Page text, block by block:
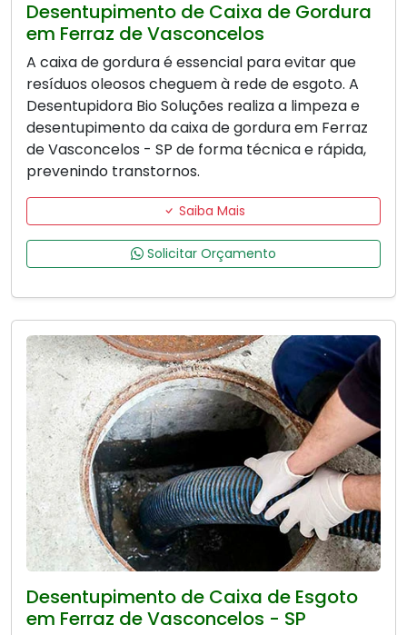
Desentupimento de Caixa de Gordura
em Ferraz de Vasconcelos
A caixa de gordura é essencial para evitar que
resíduos oleosos cheguem à rede de esgoto. A
Desentupidora Bio Soluções realiza a limpeza e
desentupimento da caixa de gordura em Ferraz
de Vasconcelos - SP de forma técnica e rápida,
prevenindo transtornos.
Saiba Mais
Solicitar Orçamento
Desentupimento de Caixa de Esgoto
em Ferraz de Vasconcelos - SP